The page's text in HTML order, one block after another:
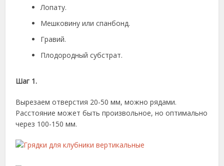
Лопату.
Мешковину или спанбонд.
Гравий.
Плодородный субстрат.
Шаг 1.
Вырезаем отверстия 20-50 мм, можно рядами.
Расстояние может быть произвольное, но оптимально
через 100-150 мм.